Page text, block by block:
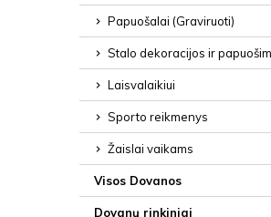
Papuošalai (Graviruoti)
Stalo dekoracijos ir
Laisvalaikiui
Sporto reikmenys
Žaislai vaikams
Visos Dovanos
Dovanų rinkiniai